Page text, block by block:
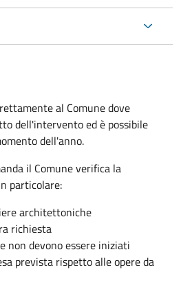
al Comune dove
dell'intervento ed è possibile
dell'anno.
il Comune verifica la
particolare:
architettoniche
richiesta
non devono essere iniziati
prevista rispetto alle opere da